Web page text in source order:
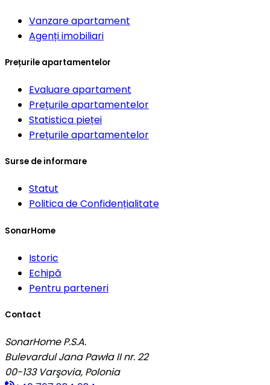
Vanzare apartament
Agenți imobiliari
Prețurile apartamentelor
Evaluare apartament
Prețurile apartamentelor
Statistica pieței
Prețurile apartamentelor
Surse de informare
Statut
Politica de Confidențialitate
SonarHome
Istoric
Echipă
Pentru parteneri
Contact
SonarHome P.S.A.
Bulevardul Jana Pawła II nr. 22
00-133 Varşovia, Polonia